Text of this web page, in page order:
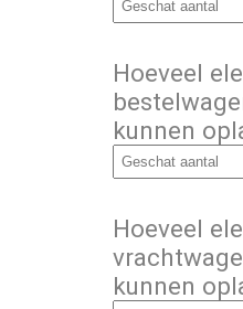
Hoeveel
kunnen
Hoeveel
kunnen